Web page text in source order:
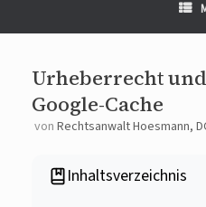
Urheberrecht
Google-Cache
von Rechtsanwalt Hoesmann,
Inhaltsverzeichnis